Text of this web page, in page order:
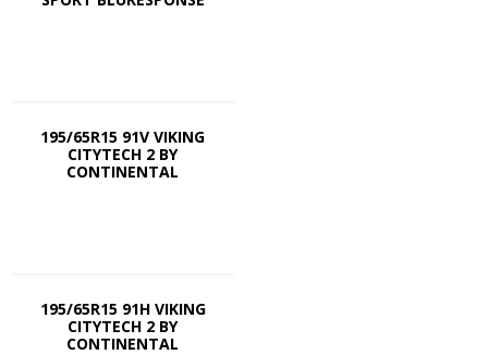
195/65R15 91V VIKING
CITYTECH 2 BY
CONTINENTAL
195/65R15 91H VIKING
CITYTECH 2 BY
CONTINENTAL